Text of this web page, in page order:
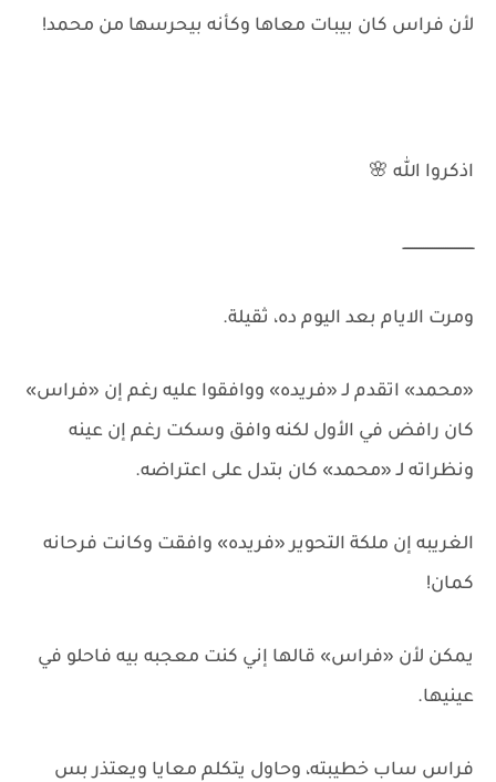
لأن فراس كان بيبات معاها وكأنه بيحرسها من محمد!
اذكروا الله 🌸
ــــــــــــــــــــــــــــــــ
ومرت الايام بعد اليوم ده، ثقيلة.
«محمد» اتقدم لـ «فريده» ووافقوا عليه رغم إن «فراس»
كان رافض في الأول لكنه وافق وسكت رغم إن عينه
ونظراته لـ «محمد» كان بتدل على اعتراضه.
الغريبه إن ملكة التحوير «فريده» وافقت وكانت فرحانه
كمان!
يمكن لأن «فراس» قالها إني كنت معجبه بيه فاحلو في
عينيها.
فراس ساب خطيبته، وحاول يتكلم معايا ويعتذر بس